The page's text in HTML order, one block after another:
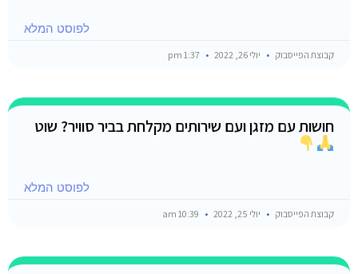
לפוסט המלא
קבוצת הפייסבוק יולי 26, 2022
חושות עם מזגן ועם שירותים מקלחת בביר סוויר? שוט
לפוסט המלא
קבוצת הפייסבוק יולי 25, 2022